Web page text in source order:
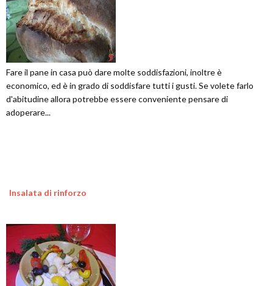
Fare il pane in casa può dare molte soddisfazioni, inoltre è
economico, ed è in grado di soddisfare tutti i gusti. Se volete farlo
d'abitudine allora potrebbe essere conveniente pensare di
adoperare...
Insalata di rinforzo